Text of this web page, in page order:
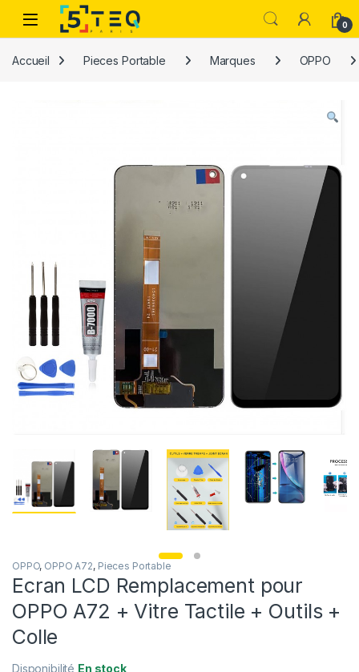
Passer à la navigation
Aller au contenu
0
Accueil Pieces Portable Marques OPPO
OPPO, OPPO A72, Pieces Portable
Ecran LCD Remplacement pour
OPPO A72 + Vitre Tactile + Outils +
Colle
Disponibilité En stock